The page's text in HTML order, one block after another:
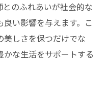
のふれあいが社会的な
い影響を与えます。こ
美しさを保つだけでな
かな生活をサポートする